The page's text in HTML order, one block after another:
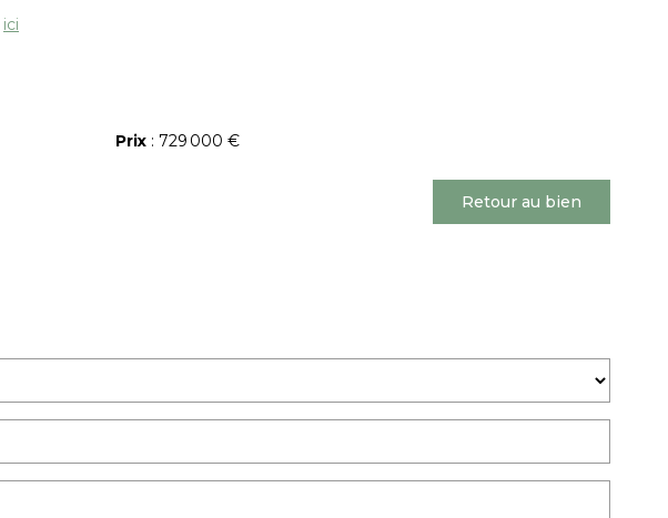
ici
Prix: 729 000 €
Retour au bien